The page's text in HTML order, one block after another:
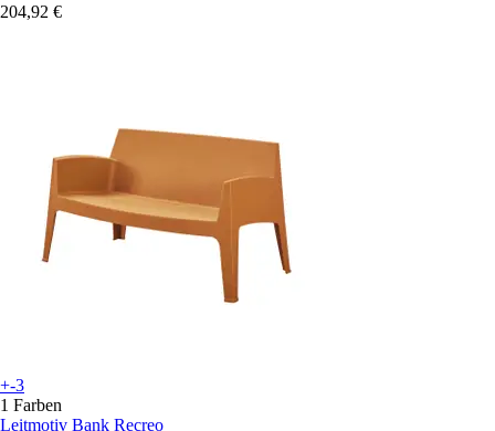
204,92 €
+-3
1 Farben
Leitmotiv Bank Recreo